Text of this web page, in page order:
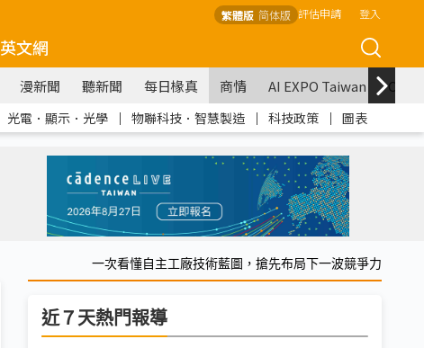
繁體版 简体版 評估申請 登入
英文網
漫新聞 聽新聞 每日椽真 商情 AI EXPO Taiwan
光電．顯示．光學 ｜ 物聯科技．智慧製造 ｜ 科技政策 ｜ 圖表
一次看懂自主工廠技術藍圖，搶先布局下一波競爭力
近７天熱門報導